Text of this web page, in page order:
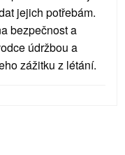
jejich potřebám.
bezpečnost a
údržbou a
zážitku z létání.